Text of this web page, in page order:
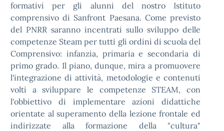
formativi per gli alunni del nostro Istituto
comprensivo di Sanfront Paesana. Come previsto
del PNRR saranno incentrati sullo sviluppo delle
competenze Steam per tutti gli ordini di scuola del
Comprensivo: infanzia, primaria e secondaria di
primo grado. Il piano, dunque, mira a promuovere
l'integrazione di attività, metodologie e contenuti
volti a sviluppare le competenze STEAM, con
l'obbiettivo di implementare azioni didattiche
orientate al superamento della lezione frontale ed
indirizzate alla formazione della "cultura"